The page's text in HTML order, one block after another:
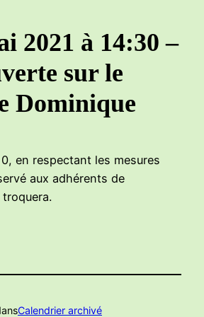
2021 à 14:30 –
sur le
Dominique
en respectant les mesures
aux adhérents de
troquera.
Calendrier archivé